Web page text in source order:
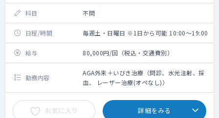
科目 不問
日程/時間 毎週土・日曜日 ※1日から可能 10:00～19:00
給与 80,000円/回（税込・交通費別）
勤務内容
AGA外来＋いびき治療（問診、水光注射、採
血、 レーザー治療(オペなし)）
お気に入り 詳細をみる